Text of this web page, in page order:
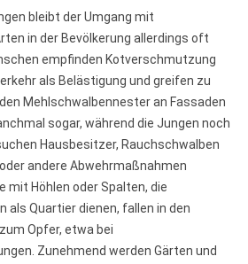
bleibt der Umgang mit
in der Bevölkerung allerdings oft
empfinden Kotverschmutzung
als Belästigung und greifen zu
Mehlschwalbennester an Fassaden
sogar, während die Jungen noch
Hausbesitzer, Rauchschwalben
andere Abwehrmaßnahmen
mit Höhlen oder Spalten, die
als Quartier dienen, fallen in den
Opfer, etwa bei
Zunehmend werden Gärten und